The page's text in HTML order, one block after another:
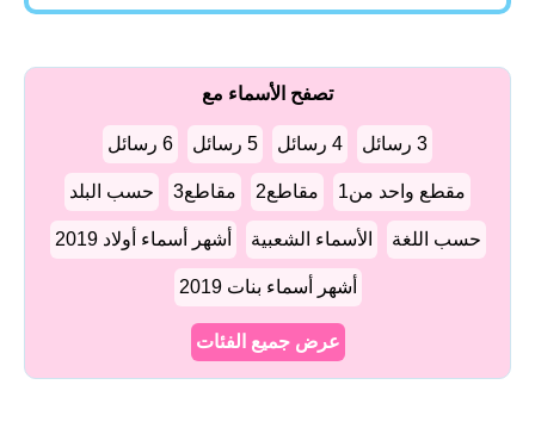
تصفح الأسماء مع
3 رسائل 4 رسائل 5 رسائل 6 رسائل
مقطع واحد من1 مقاطع2 مقاطع3 حسب البلد
حسب اللغة الأسماء الشعبية أشهر أسماء أولاد 2019
أشهر أسماء بنات 2019
عرض جميع الفئات